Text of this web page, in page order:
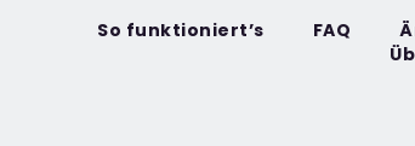
So funktioniert’s FAQ